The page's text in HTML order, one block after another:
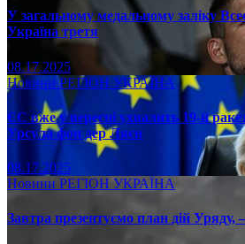
У загальному медальному заліку
Україна третя
08.17.2025
НовиниРЕГІОН УКРАЇНА
ЄС вже у вересні ухвалить 19-й
Урсула фон дер Ляєн
08.17.2025
Новини РЕГІОН УКРАЇНА
Завтра презентуємо план дій Уряду,